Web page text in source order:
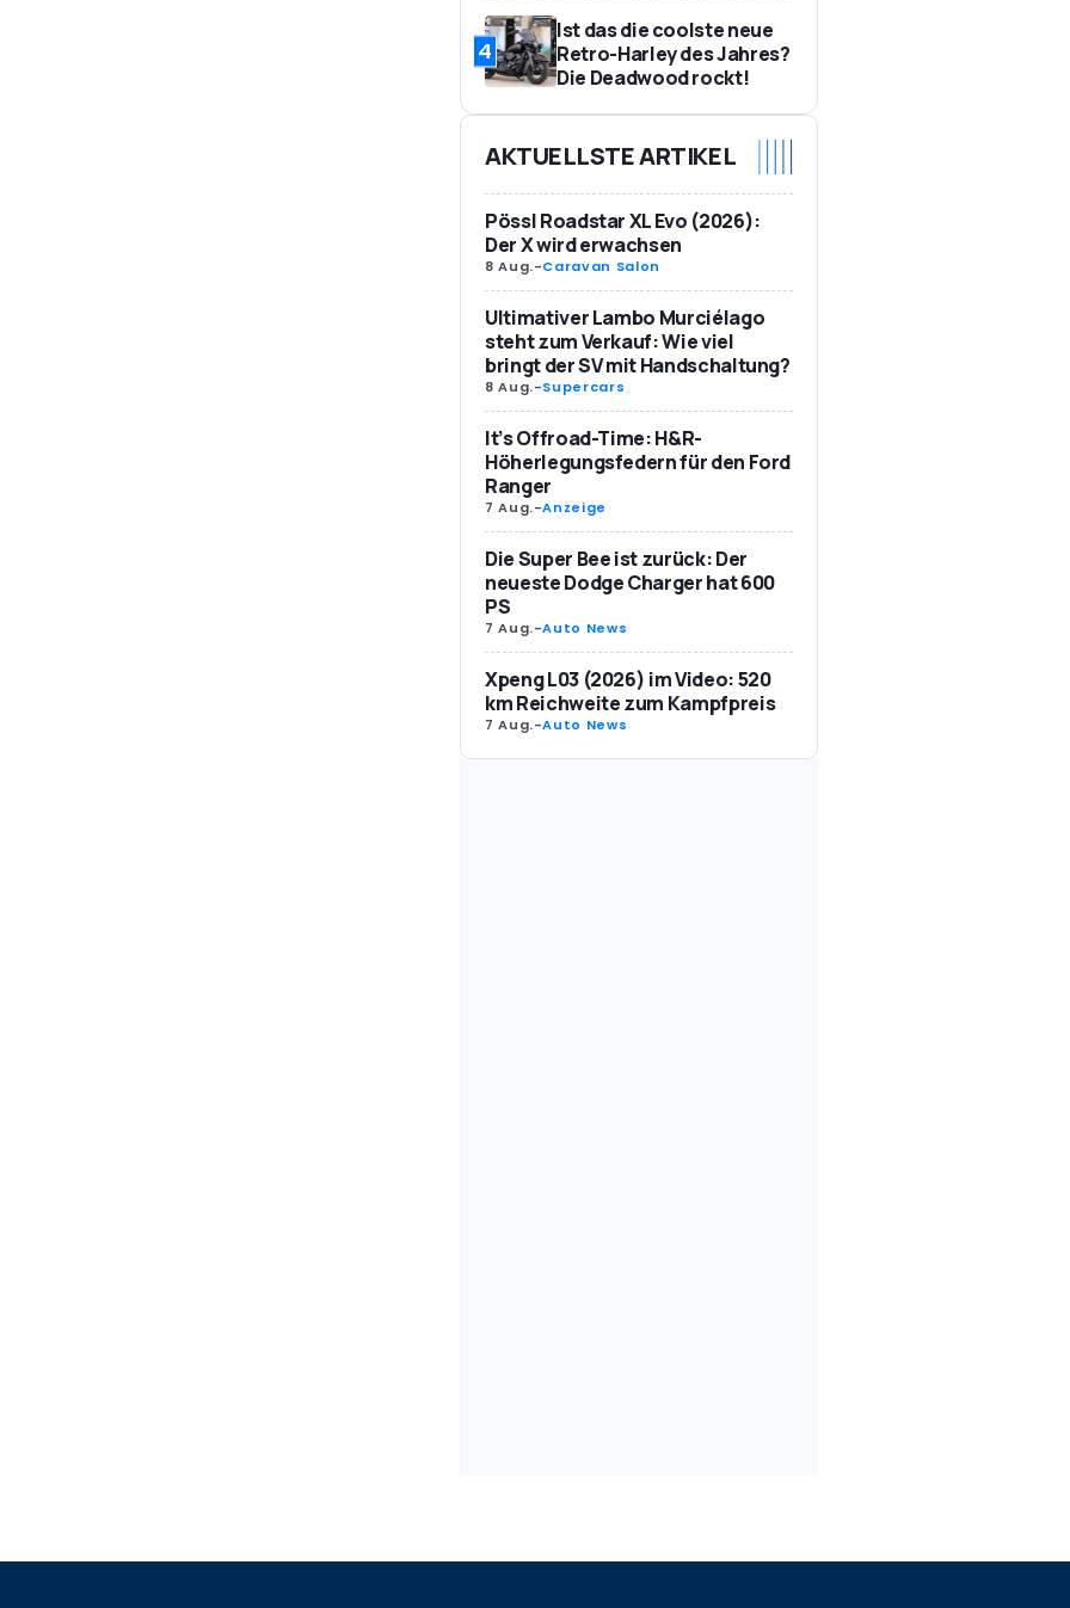
4
Ist das die coolste neue
Retro-Harley des Jahres?
Die Deadwood rockt!
AKTUELLSTE ARTIKEL
Pössl Roadstar XL Evo (2026):
Der X wird erwachsen
8 Aug.-Caravan Salon
Ultimativer Lambo Murciélago
steht zum Verkauf: Wie viel
bringt der SV mit Handschaltung?
8 Aug.-Supercars
It’s Offroad-Time: H&R-
Höherlegungsfedern für den Ford
Ranger
7 Aug.-Anzeige
Die Super Bee ist zurück: Der
neueste Dodge Charger hat 600
PS
7 Aug.-Auto News
Xpeng L03 (2026) im Video: 520
km Reichweite zum Kampfpreis
7 Aug.-Auto News